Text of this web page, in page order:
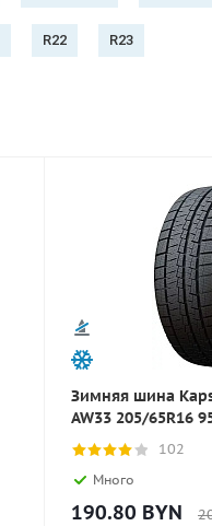
R22 R23
Зимняя шина
AW33 205/65R16
102
Много
190.80 BYN